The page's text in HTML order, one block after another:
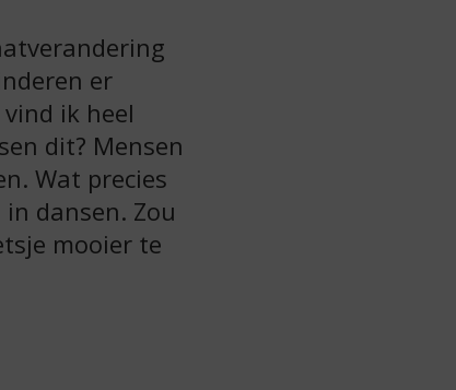
er
ik heel
dit? Mensen
Wat precies
dansen. Zou
mooier te